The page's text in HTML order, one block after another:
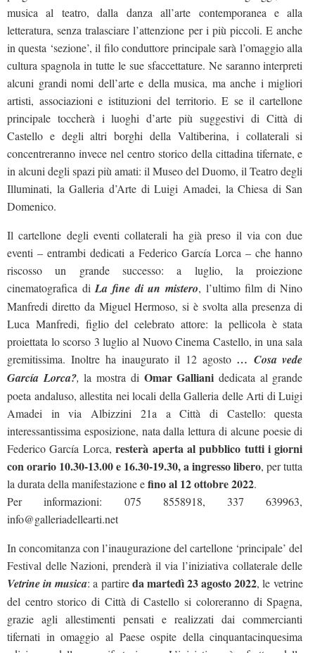
musica al teatro, dalla danza all’arte contemporanea e alla
letteratura, senza tralasciare l’attenzione per i più piccoli. E anche
in questa ‘sezione’, il filo conduttore principale sarà l’omaggio alla
cultura spagnola in tutte le sue sfaccettature. Ne saranno interpreti
alcuni grandi nomi dell’arte e della musica, ma anche i migliori
artisti, associazioni e istituzioni del territorio. E se il cartellone
principale toccherà i luoghi d’arte più suggestivi di Città di
Castello e degli altri borghi della Valtiberina, i collaterali si
concentreranno invece nel centro storico della cittadina tifernate, e
in alcuni degli spazi più amati: il Museo del Duomo, il Teatro degli
Illuminati, la Galleria d’Arte di Luigi Amadei, la Chiesa di San
Domenico.
Il cartellone degli eventi collaterali ha già preso il via con due
eventi – entrambi dedicati a Federico García Lorca – che hanno
riscosso un grande successo: a luglio, la proiezione
cinematografica diLa fine di un mistero, l’ultimo film di Nino
Manfredi diretto da Miguel Hermoso, si è svolta alla presenza di
Luca Manfredi, figlio del celebrato attore: la pellicola è stata
proiettata lo scorso 3 luglio al Nuovo Cinema Castello, in una sala
gremitissima. Inoltre ha inaugurato il 12 agosto … Cosa vede
García Lorca?,la mostra di Omar Galliani dedicata al grande
poeta andaluso, allestita nei locali della Galleria delle Arti di Luigi
Amadei in via Albizzini 21a a Città di Castello: questa
interessantissima esposizione, nata dalla lettura di alcune poesie di
Federico García Lorca,resterà aperta al pubblico tutti i giorni
con orario 10.30-13.00 e 16.30-19.30, a ingresso libero, per tutta
la durata della manifestazione efino al 12 ottobre 2022.
Per informazioni: 075 8558918, 337 639963,
info@galleriadellearti.net
In concomitanza con l’inaugurazione del cartellone ‘principale’ del
Festival delle Nazioni, prenderà il via l’iniziativa collaterale delle
Vetrine in musica: a partireda martedì 23 agosto 2022, le vetrine
del centro storico di Città di Castello si coloreranno di Spagna,
grazie agli allestimenti pensati e realizzati dai commercianti
tifernati in omaggio al Paese ospite della cinquantacinquesima